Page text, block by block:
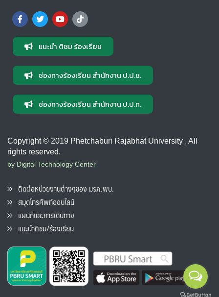
แนะนำ ติชม ร้องเรียน
ช่องทางร้องเรียน สำนักงาน ป.ป.ช.
ช่องทางร้องเรียน สำนักงาน ป.ป.ท.
Copyright © 2019 Phetchaburi Rajabhat University , All
rights reserved.
by Digital Technology Center
ติดต่อหน่วยงานต่างๆของ มรภ.พบ.
สมุดโทรศัพท์ออนไลน์
แผนที่และการเดินทาง
แนะนำติชม/ร้องเรียน